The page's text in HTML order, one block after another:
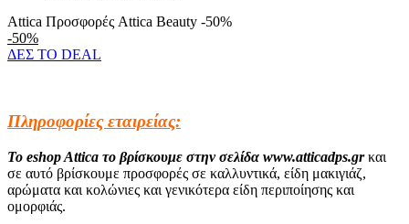
Attica Προσφορές Attica Beauty -50%
-50%
ΔΕΣ ΤΟ DEAL
Πληροφορίες εταιρείας:
Το eshop Attica το βρίσκουμε στην σελίδα www.atticadps.grκαι
σε αυτό βρίσκουμε προσφορές σε καλλυντικά, είδη μακιγιάζ,
αρώματα και κολώνιες και γενικότερα είδη περιποίησης και
ομορφιάς.